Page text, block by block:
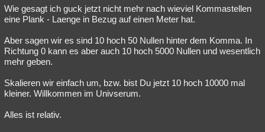
Wie gesagt ich guck jetzt nicht mehr nach wieviel Kommastellen
eine Plank - Laenge in Bezug auf einen Meter hat.
Aber sagen wir es sind 10 hoch 50 Nullen hinter dem Komma. In
Richtung 0 kann es aber auch 10 hoch 5000 Nullen und wesentlich
mehr geben.
Skalieren wir einfach um, bzw. bist Du jetzt 10 hoch 10000 mal
kleiner. Willkommen im Univserum.
Alles ist relativ.